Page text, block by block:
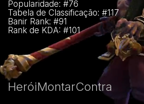
Popularidade: #76
Tabela de Classificação: #117
Banir Rank: #91
Rank de KDA: #101
HeróiMontarContra